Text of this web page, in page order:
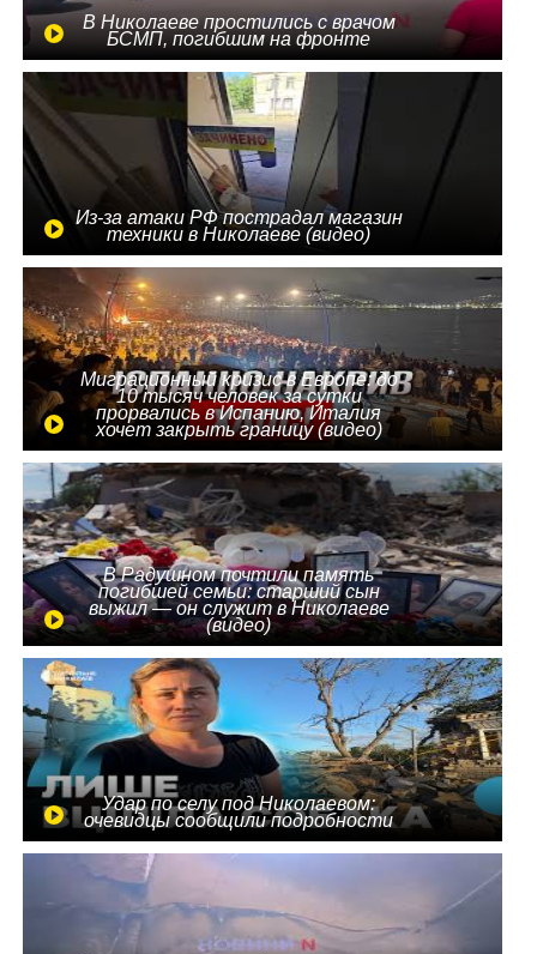
В Николаеве простились с врачом
БСМП, погибшим на фронте
Из-за атаки РФ пострадал магазин
техники в Николаеве (видео)
Миграционный кризис в Европе: до
10 тысяч человек за сутки
прорвались в Испанию, Италия
хочет закрыть границу (видео)
В Радушном почтили память
погибшей семьи: старший сын
выжил — он служит в Николаеве
(видео)
Удар по селу под Николаевом:
очевидцы сообщили подробности